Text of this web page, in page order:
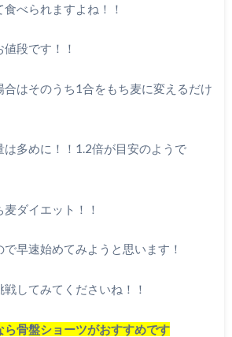
べられますよね！！
段です！！
合はそのうち1合をもち麦に変えるだけ
多めに！！1.2倍が目安のようで
ダイエット！！
早速始めてみようと思います！
してみてくださいね！！
骨盤ショーツがおすすめです